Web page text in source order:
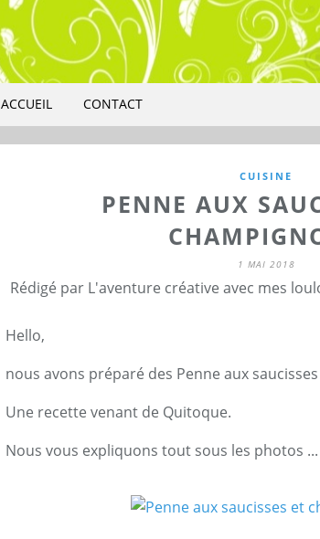
ACCUEIL CONTACT
CUISINE
PENNE AUX
1 MAI 2018
Rédigé par L'aventure créative avec mes
Hello,
nous avons préparé des Penne aux
Une recette venant de Quitoque.
Nous vous expliquons tout sous les photos ...